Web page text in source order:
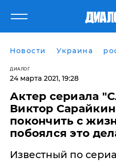
Новости Украина
ДИАЛОГ
24 марта 2021, 19:28
Актер сериала
Виктор
покончить с
побоялся это
Известный по